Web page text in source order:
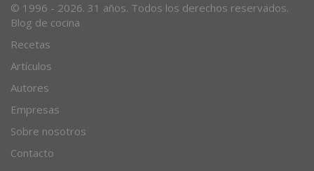
© 1996 - 2026. 31 años. Todos los derechos reservados.
Blog de cocina
Recetas
Artículos
Autores
Empresas
Sobre nosotros
Contacto